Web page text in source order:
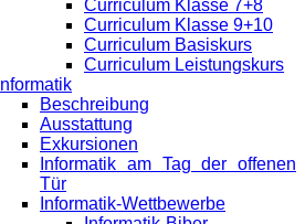
Curriculum Klasse 7+8
Curriculum Klasse 9+10
Curriculum Basiskurs
Curriculum Leistungskurs
Informatik
Beschreibung
Ausstattung
Exkursionen
Informatik am Tag der offenen
Tür
Informatik-Wettbewerbe